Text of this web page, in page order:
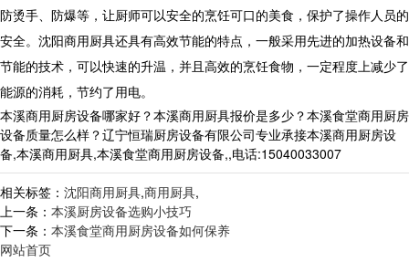
防烫手、防爆等，让厨师可以安全的烹饪可口的美食，保护了操作人员的
安全。沈阳商用厨具还具有高效节能的特点，一般采用先进的加热设备和
节能的技术，可以快速的升温，并且高效的烹饪食物，一定程度上减少了
能源的消耗，节约了用电。
本溪商用厨房设备哪家好？本溪商用厨具报价是多少？本溪食堂商用厨房
设备质量怎么样？辽宁恒瑞厨房设备有限公司专业承接本溪商用厨房设
备,本溪商用厨具,本溪食堂商用厨房设备,,电话:15040033007
相关标签： 沈阳商用厨具,商用厨具,
上一条： 本溪厨房设备选购小技巧
下一条： 本溪食堂商用厨房设备如何保养
网站首页